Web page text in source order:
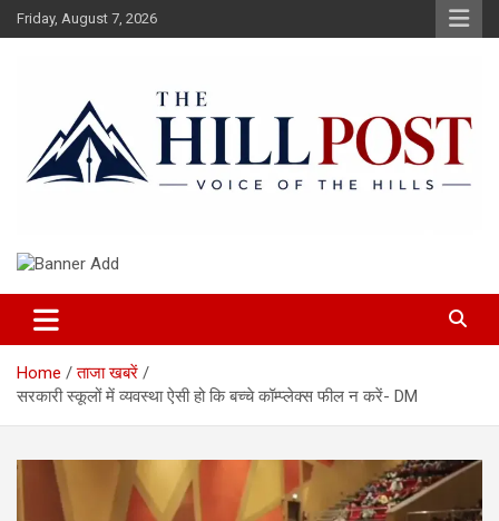
Skip
to
Friday, August 7, 2026
The Hillpost
Home
ताजा खबरें
सरकारी स्कूलों में व्यवस्था ऐसी हो कि बच्चे कॉम्प्लेक्स फील न करें- DM